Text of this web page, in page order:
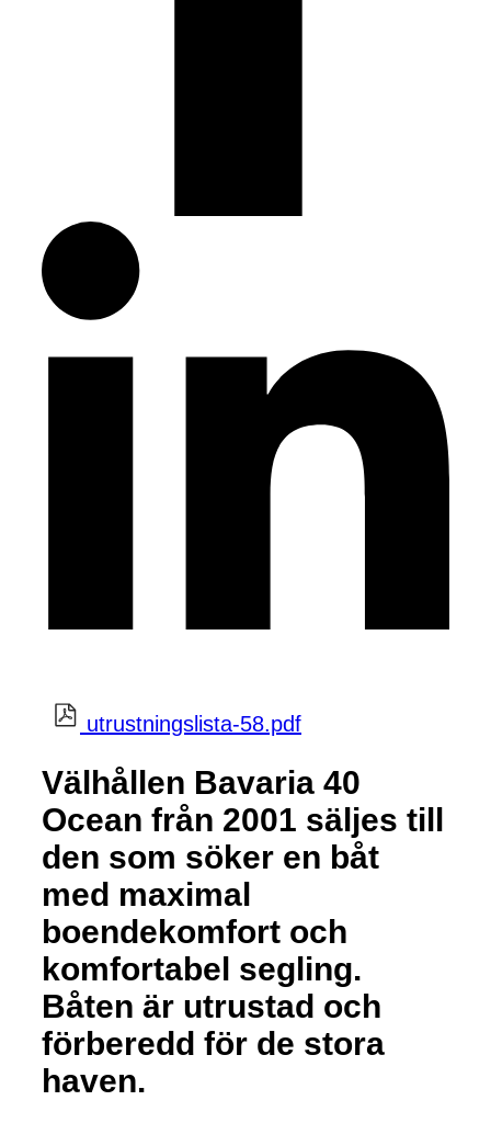
utrustningslista-58.pdf
Välhållen Bavaria 40
Ocean från 2001 säljes till
den som söker en båt
med maximal
boendekomfort och
komfortabel segling.
Båten är utrustad och
förberedd för de stora
haven.